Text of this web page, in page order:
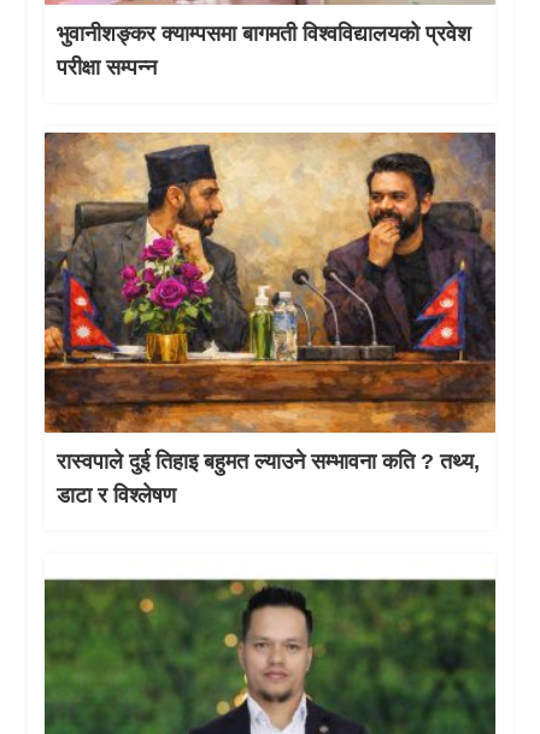
भुवानीशङ्कर क्याम्पसमा बागमती विश्वविद्यालयको प्रवेश
परीक्षा सम्पन्न
रास्वपाले दुई तिहाइ बहुमत ल्याउने सम्भावना कति ? तथ्य,
डाटा र विश्लेषण